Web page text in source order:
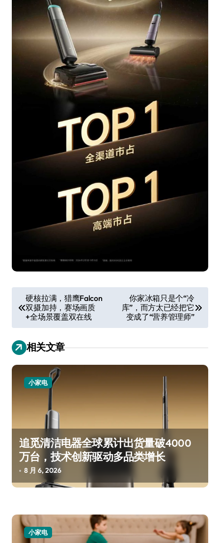
章
导
航
硬核拉满，猎鹰Falcon
双摄加持，赛场画质
+全场景覆盖双在线
你家冰箱只是个“冷
库”，而方太已经把它
变成了“营养管理师”
相关文章
小家电
追觅清洁电器全球累计出货量破4000
万台，技术创新驱动多品类增长
8 月 6, 2026
小家电